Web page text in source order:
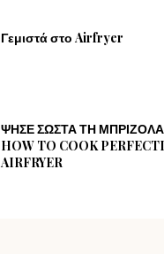
Γεμιστά στο Airfryer
ΨΗΣΕ ΣΩΣΤΑ ΤΗ ΜΠΡΙΖΟΛΑ
HOW TO COOK
AIRFRYER